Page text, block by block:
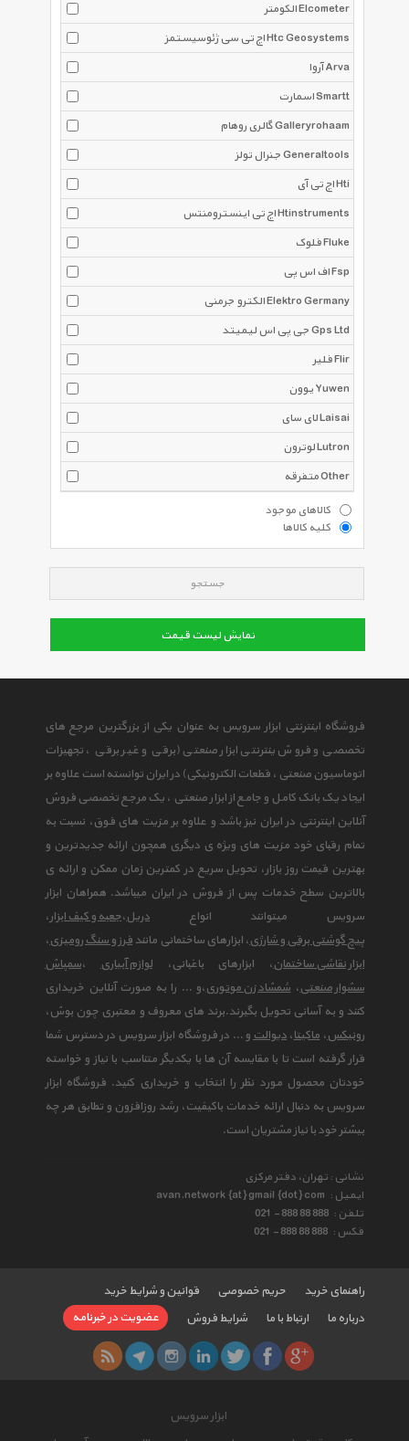
الکومتر Elcometer
اچ تی سی ژئوسیستمز Htc Geosystems
آروا Arva
اسمارت Smartt
گالری روهام Galleryrohaam
جنرال تولز Generaltools
اچ تی آی Hti
اچ تی اینسترومنتس Htinstruments
فلوک Fluke
اف اس پی Fsp
الکترو جرمنی Elektro Germany
جی پی اس لیمیتد Gps Ltd
فلیر Flir
یوون Yuwen
لای سای Laisai
لوترون Lutron
متفرقه Other
کالاهای موجود
کلیه کالاها
جستجو
نمایش لیست قیمت
فروشگاه اینترنتی ابزار سرویس به عنوان یکی از بزرگترین مرجع های
تخصصی و فروش ینترنتی ابزار صنعتی (برقی و غیر برقی ، تجهیزات
اتوماسیون صنعتی ، قطعات الکترونیکی) در ایران توانسته است علاوه بر
ایجاد یک بانک کامل و جامع از ابزار صنعتی ، یک مرجع تخصصی فروش
آنلاین اینترنتی در ایران نیز باشد و علاوه بر مزیت های فوق، نسبت به
تمام رقبای خود مزیت های ویژه ی دیگری همچون ارائه جدیدترین و
بهترین قیمت روز بازار، تحویل سریع در کمترین زمان ممکن و ارائه ی
بالاترین سطح خدمات پس از فروش در ایران میباشد. همراهان ابزار
سرویس میتوانند انواع دریل،جعبه و کیف ابزار،
پیچ گوشتی برقی و شارژی، ابزارهای ساختمانی مانند فرز و سنگ رومیزی،
ابزار نقاشی ساختمان، ابزارهای باغبانی،لوازم آبیاری ،سمپاش
سشوار صنعتی،شمشاد زن موتوری،و ... را به صورت آنلاین خریداری
کنند و به آسانی تحویل بگیرند.برند های معروف و معتبری چون بوش،
رونیکس،ماکیتا،دیوالتو ... در فروشگاه ابزار سرویس در دسترس شما
قرار گرفته است تا با مقایسه آن ها با یکدیگر متناسب با نیاز و خواسته
خودتان محصول مورد نظر را انتخاب و خریداری کنید. فروشگاه ابزار
سرویس به دنبال ارائه خدمات باکیفیت، رشد روزافزون و تطابق هر چه
بیشتر خود با نیاز مشتریان است.
نشانی : تهران، دفتر مرکزی
ایمیل : avan.network {at} gmail {dot} com
تلفن : 021 - 888 88 888
فکس : 021 - 888 88 888
راهنمای خرید حریم خصوصی
قوانین و شرایط خرید
درباره ما
ارتباط با ما شرایط فروش عضویت در خبرنامه
ابزار سرویس